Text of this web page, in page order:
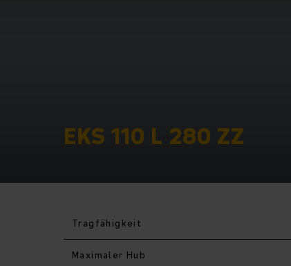
EKS 110 L 280 ZZ
Tragfähigkeit
Maximaler Hub